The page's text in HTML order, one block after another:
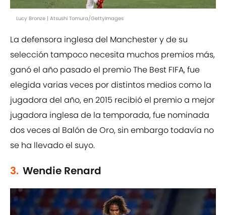
Lucy Bronze | Atsushi Tomura/GettyImages
La defensora inglesa del Manchester y de su
selección tampoco necesita muchos premios más,
ganó el año pasado el premio The Best FIFA, fue
elegida varias veces por distintos medios como la
jugadora del año, en 2015 recibió el premio a mejor
jugadora inglesa de la temporada, fue nominada
dos veces al Balón de Oro, sin embargo todavía no
se ha llevado el suyo.
3. Wendie Renard